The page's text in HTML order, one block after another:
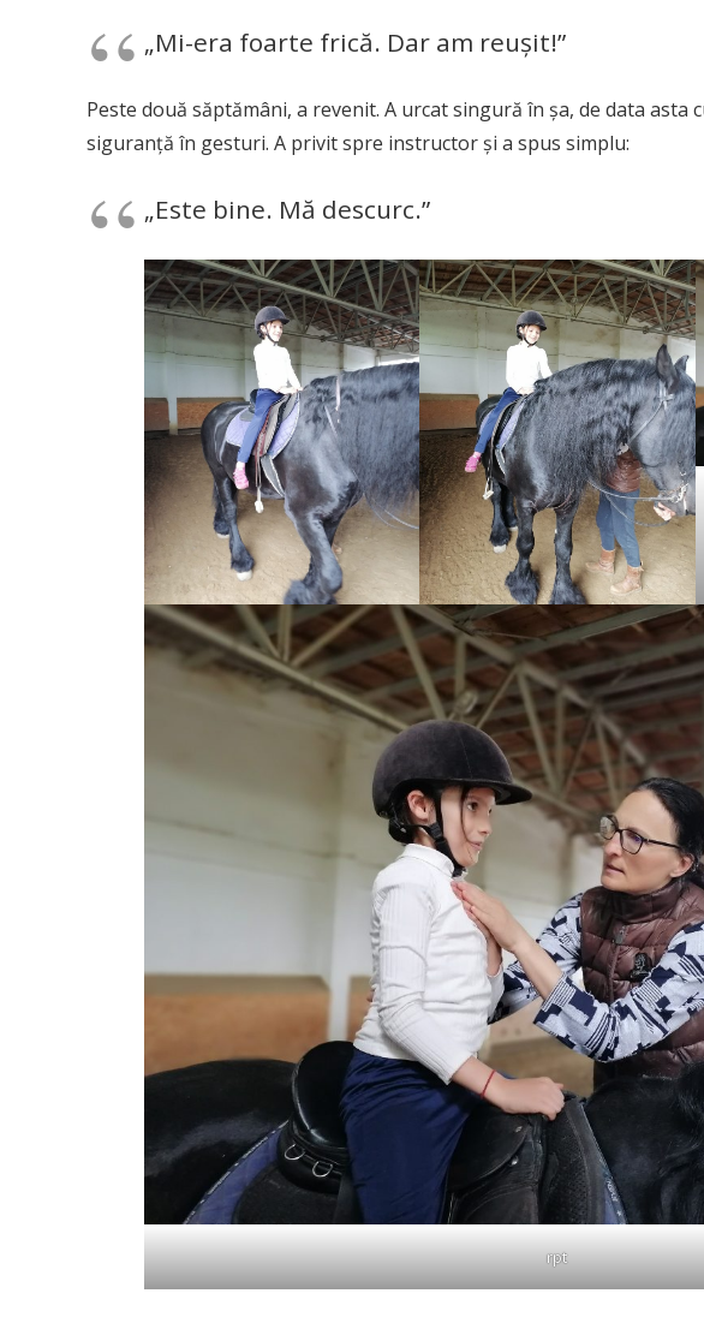
„Mi-era foarte frică. Dar am reușit!”
Peste două săptămâni, a revenit. A urcat singură în șa, de data asta
siguranță în gesturi. A privit spre instructor și a spus simplu:
„Este bine. Mă descurc.”
rpt